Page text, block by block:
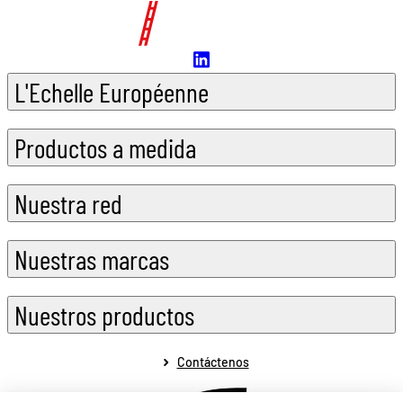
L'Echelle Européenne
Productos a medida
Nuestra red
Nuestras marcas
Nuestros productos
Contáctenos